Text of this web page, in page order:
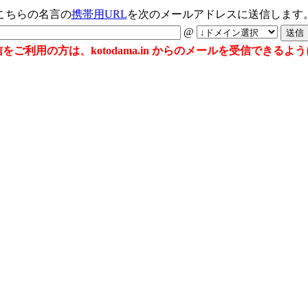
ちらの名言の携帯用URLを次のメールアドレスに送信します。
@
ご利用の方は、kotodama.in からのメールを受信できるよう